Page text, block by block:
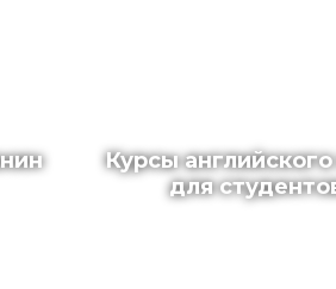
Курсы
для